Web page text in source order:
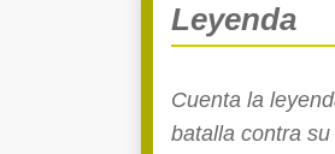
Leyenda
Cuenta la
batalla contra